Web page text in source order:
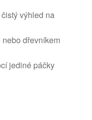
výhled na
dřevníkem
jediné páčky